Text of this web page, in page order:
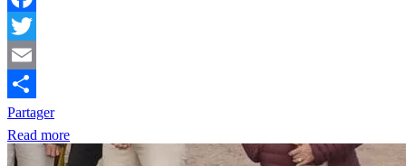
Facebook
Twitter
Email
Partager
Read more